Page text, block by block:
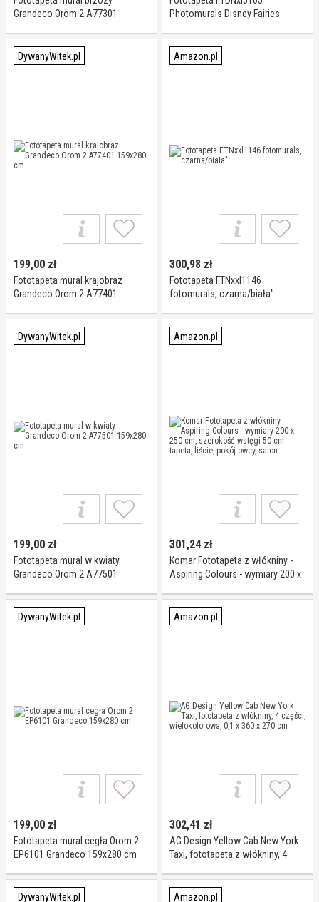
Grandeco Orom 2 A77301
Photomurals Disney Fairies
DywanyWitek.pl
199,00 zł
Fototapeta mural krajobraz
Grandeco Orom 2 A77401
Amazon.pl
300,98 zł
Fototapeta FTNxxl1146
fotomurals, czarna/biała"
DywanyWitek.pl
199,00 zł
Fototapeta mural w kwiaty
Grandeco Orom 2 A77501
Amazon.pl
301,24zł
Komar Fototapeta z włókniny -
Aspiring Colours - wymiary 200 x
- tapeta, liście, pokój owcy, salon
DywanyWitek.pl
199,00 zł
Fototapeta mural cegła Orom 2
EP6101 Grandeco 159x280 cm
Amazon.pl
302,41 zł
AG Design Yellow Cab New York
Taxi, fototapeta z włókniny, 4
x 270 cm
DywanyWitek.pl
Amazon.pl